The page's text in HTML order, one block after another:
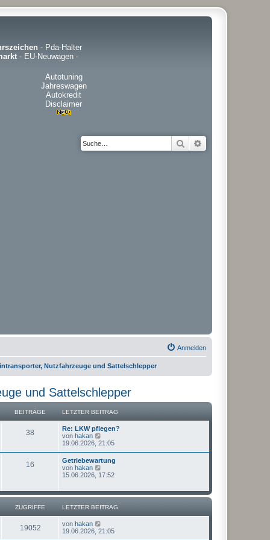
- Pda-Halter
- EU-Neuwagen -
Autotuning
Jahreswagen
Autokredit
Disclaimer
Suche
Anmelden
Nutzfahrzeuge und Sattelschlepper
und Sattelschlepper
BEITRÄGE LETZTER BEITRAG
38
Re: LKW pflegen?
von hakan
e
s
t
e
B
i
t
a
19.06.2026, 21:05
16
Getriebewartung
von hakan
e
s
e
r
e
15.06.2026, 17:52
ZUGRIFFE LETZTER BEITRAG
19052 von hakan
19.06.2026, 21:05